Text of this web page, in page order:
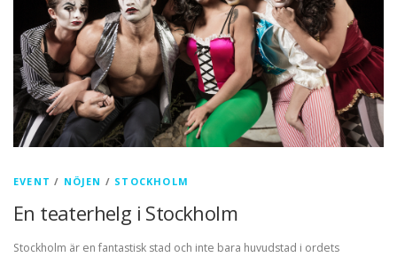
EVENT / NÖJEN / STOCKHOLM
En teaterhelg i Stockholm
Stockholm är en fantastisk stad och inte bara huvudstad i ordets